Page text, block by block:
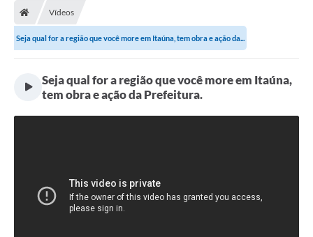
Vídeos
Seja qual for a região que você more em Itaúna, tem obra e ação da...
Seja qual for a região que você more em Itaúna,
tem obra e ação da Prefeitura.